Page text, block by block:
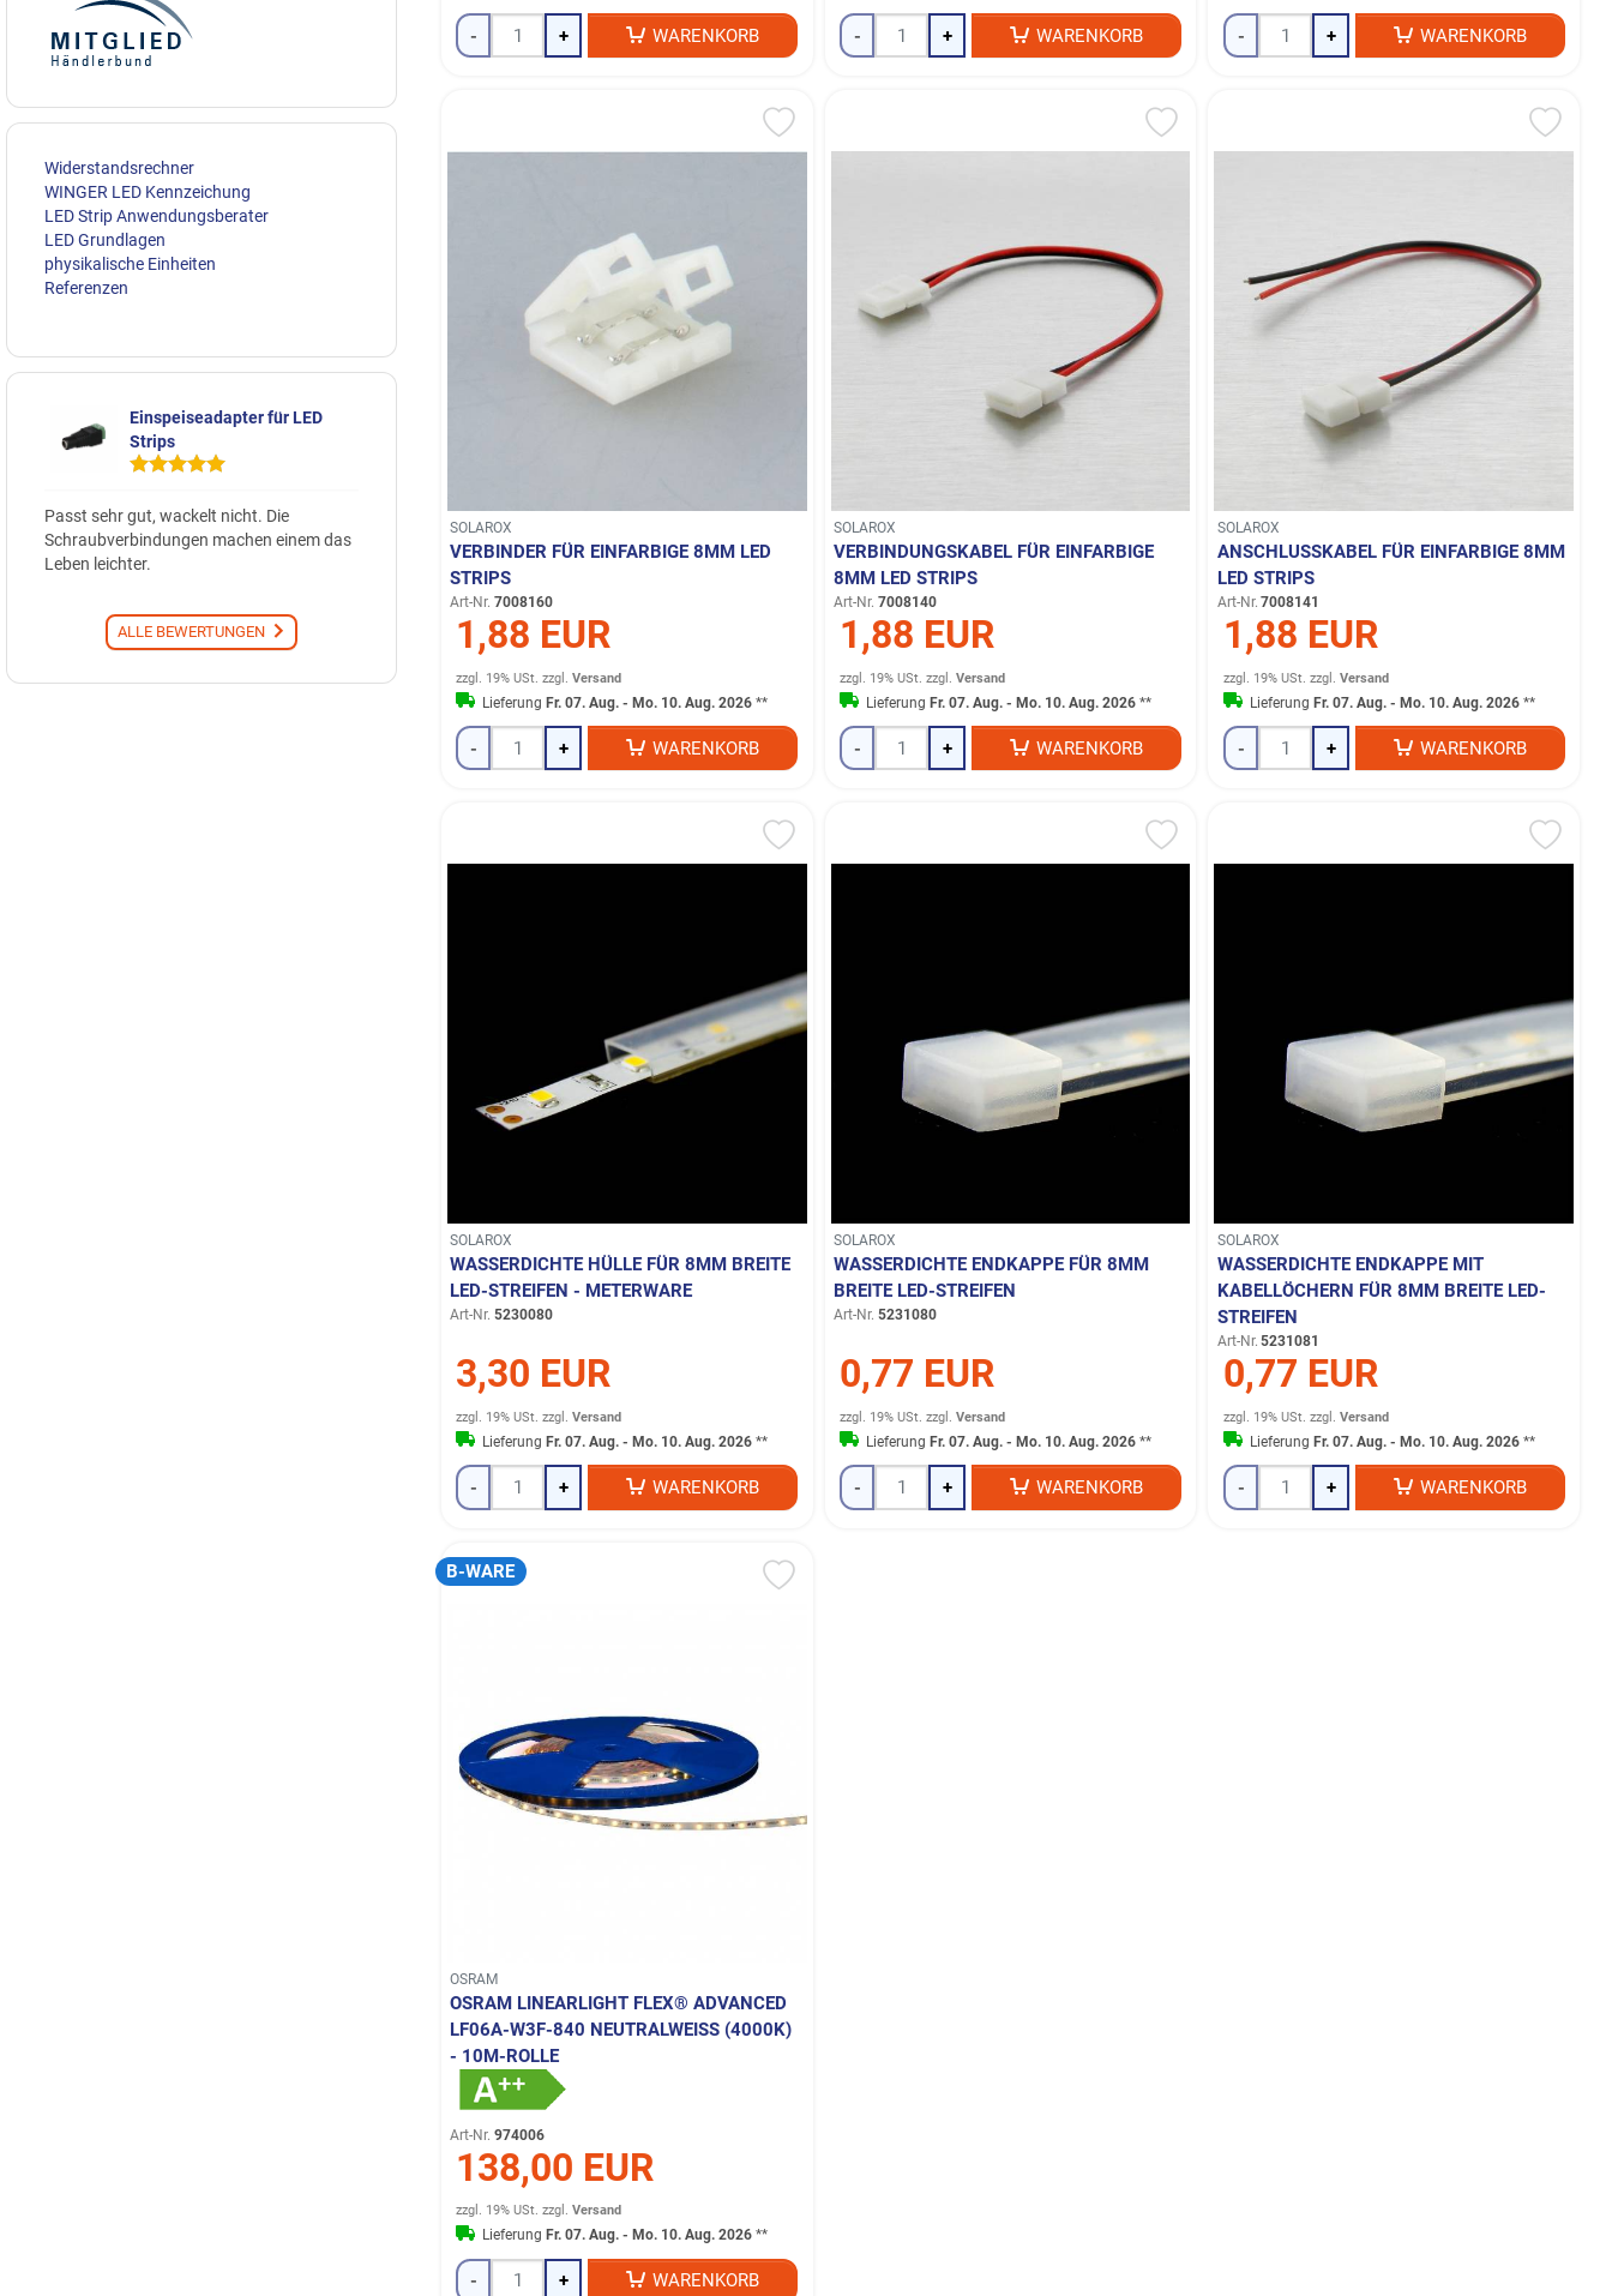
- + WARENKORB - + WARENKORB - + WARENKORB
SOLAROX
VERBINDER FÜR EINFARBIGE 8MM LED
STRIPS
Art-Nr. 7008160
1,88 EUR
zzgl. 19% USt. zzgl.Versand
Lieferung Fr. 07. Aug. - Mo. 10. Aug. 2026 **
- + WARENKORB
SOLAROX
VERBINDUNGSKABEL FÜR EINFARBIGE
8MM LED STRIPS
Art-Nr. 7008140
1,88 EUR
zzgl. 19% USt. zzgl.Versand
Lieferung Fr. 07. Aug. - Mo. 10. Aug. 2026 **
- + WARENKORB
SOLAROX
ANSCHLUSSKABEL FÜR EINFARBIGE 8MM
LED STRIPS
Art-Nr. 7008141
1,88 EUR
zzgl. 19% USt. zzgl. Versand
Lieferung Fr. 07. Aug. - Mo. 10. Aug. 2026**
- + WARENKORB
SOLAROX
WASSERDICHTE HÜLLE FÜR 8MM BREITE
LED-STREIFEN - METERWARE
Art-Nr. 5230080
3,30 EUR
zzgl. 19% USt. zzgl.Versand
Lieferung Fr. 07. Aug. - Mo. 10. Aug. 2026 **
- + WARENKORB
SOLAROX
WASSERDICHTE ENDKAPPE FÜR 8MM
BREITE LED-STREIFEN
Art-Nr. 5231080
0,77 EUR
zzgl. 19% USt. zzgl.Versand
Lieferung Fr. 07. Aug. - Mo. 10. Aug. 2026 **
- + WARENKORB
SOLAROX
WASSERDICHTE ENDKAPPE MIT
KABELLÖCHERN FÜR 8MM BREITE LED-
STREIFEN
Art-Nr. 5231081
0,77 EUR
zzgl. 19% USt. zzgl. Versand
Lieferung Fr. 07. Aug. - Mo. 10. Aug. 2026**
- + WARENKORB
B-WARE
OSRAM
OSRAM LINEARLIGHT FLEX® ADVANCED
LF06A-W3F-840 NEUTRALWEISS (4000K) -
10M-ROLLE
Art-Nr. 974006
138,00 EUR
zzgl. 19% USt. zzgl.Versand
Lieferung Fr. 07. Aug. - Mo. 10. Aug. 2026 **
- + WARENKORB
Widerstandsrechner
WINGER LED Kennzeichung
LED Strip Anwendungsberater
LED Grundlagen
physikalische Einheiten
Referenzen
Einspeiseadapter für LED
Strips
Passt sehr gut, wackelt nicht. Die
Schraubverbindungen machen einem das
Leben leichter.
ALLE BEWERTUNGEN